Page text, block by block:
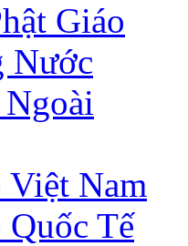
Giáo
Nước
Việt Nam
Quốc Tế